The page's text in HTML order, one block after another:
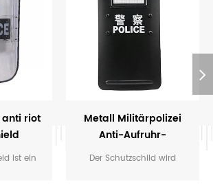
riot
ist ein
Metall Militärpolizei
Anti-Aufruhr-
Kontrollschild
Der Schutzschild wird